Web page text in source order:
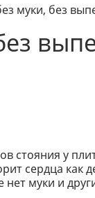
муки, без
стояния у
сердца как
нет муки и